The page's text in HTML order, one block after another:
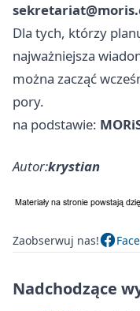
Dla tych, którzy
najważniejsza
można zacząć
pory.
na podstawie:
Autor:krystian
Zaobserwuj nas!
Nadchodzące